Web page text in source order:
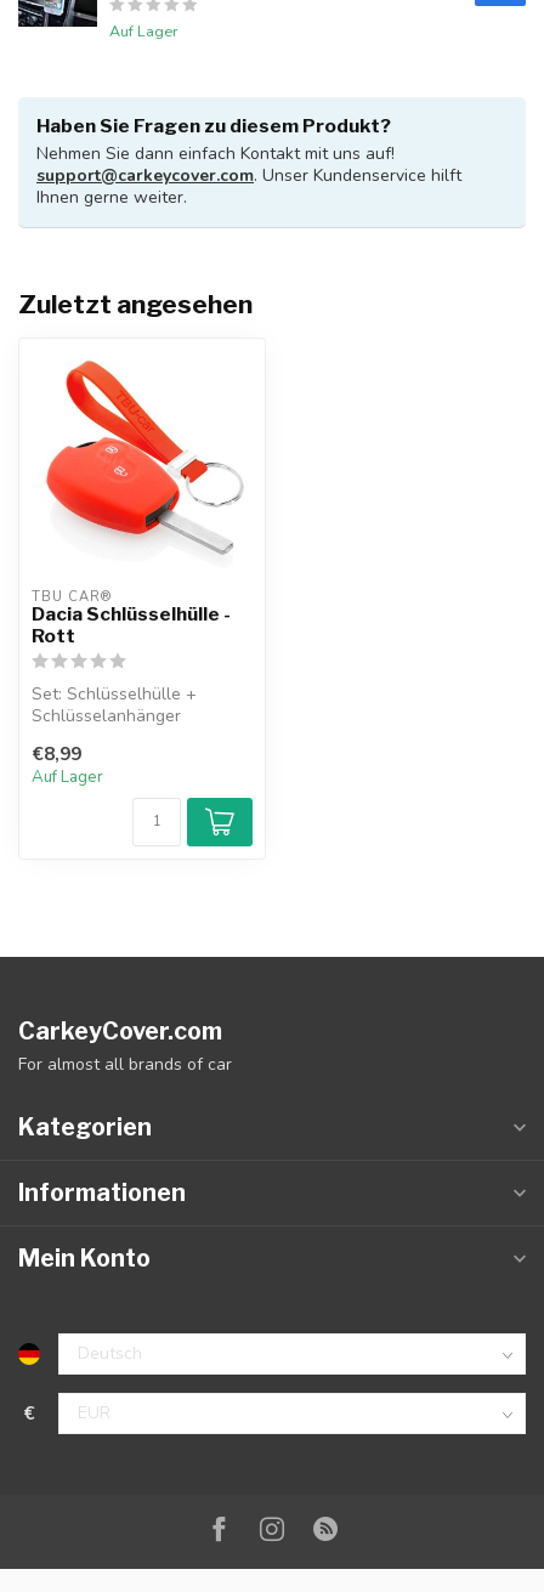
Auf Lager
Haben Sie Fragen zu diesem Produkt?
Nehmen Sie dann einfach Kontakt mit uns auf!
support@carkeycover.com. Unser Kundenservice hilft
Ihnen gerne weiter.
Zuletzt angesehen
TBU CAR®
Dacia Schlüsselhülle -
Rott
Set: Schlüsselhülle +
Schlüsselanhänger
€8,99
Auf Lager
CarkeyCover.com
For almost all brands of car
Kategorien
Informationen
Mein Konto
€